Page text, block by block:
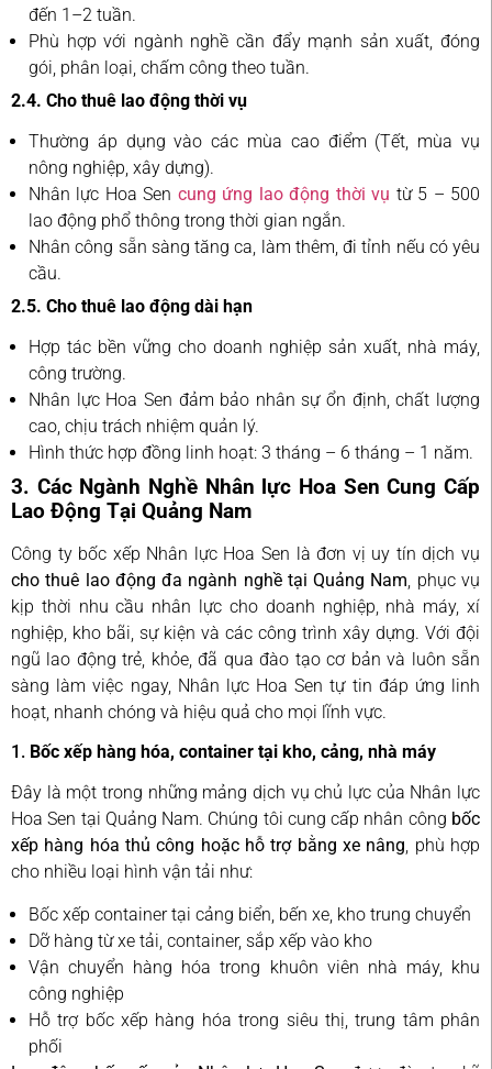
đến 1–2 tuần.
Phù hợp với ngành nghề cần đẩy mạnh sản xuất, đóng
gói, phân loại, chấm công theo tuần.
2.4. Cho thuê lao động thời vụ
Thường áp dụng vào các mùa cao điểm (Tết, mùa vụ
nông nghiệp, xây dựng).
Nhân lực Hoa Sen cung ứng lao động thời vụ từ 5 – 500
lao động phổ thông trong thời gian ngắn.
Nhân công sẵn sàng tăng ca, làm thêm, đi tỉnh nếu có yêu
cầu.
2.5. Cho thuê lao động dài hạn
Hợp tác bền vững cho doanh nghiệp sản xuất, nhà máy,
công trường.
Nhân lực Hoa Sen đảm bảo nhân sự ổn định, chất lượng
cao, chịu trách nhiệm quản lý.
Hình thức hợp đồng linh hoạt: 3 tháng – 6 tháng – 1 năm.
3. Các Ngành Nghề Nhân lực Hoa Sen Cung Cấp
Lao Động Tại Quảng Nam
Công ty bốc xếp Nhân lực Hoa Sen là đơn vị uy tín dịch vụ
cho thuê lao động đa ngành nghề tại Quảng Nam , phục vụ
kịp thời nhu cầu nhân lực cho doanh nghiệp, nhà máy, xí
nghiệp, kho bãi, sự kiện và các công trình xây dựng. Với đội
ngũ lao động trẻ, khỏe, đã qua đào tạo cơ bản và luôn sẵn
sàng làm việc ngay, Nhân lực Hoa Sen tự tin đáp ứng linh
hoạt, nhanh chóng và hiệu quả cho mọi lĩnh vực.
1. Bốc xếp hàng hóa, container tại kho, cảng, nhà máy
Đây là một trong những mảng dịch vụ chủ lực của Nhân lực
Hoa Sen tại Quảng Nam. Chúng tôi cung cấp nhân công bốc
xếp hàng hóa thủ công hoặc hỗ trợ bằng xe nâng, phù hợp
cho nhiều loại hình vận tải như:
Bốc xếp container tại cảng biển, bến xe, kho trung chuyển
Dỡ hàng từ xe tải, container, sắp xếp vào kho
Vận chuyển hàng hóa trong khuôn viên nhà máy, khu
công nghiệp
Hỗ trợ bốc xếp hàng hóa trong siêu thị, trung tâm phân
phối